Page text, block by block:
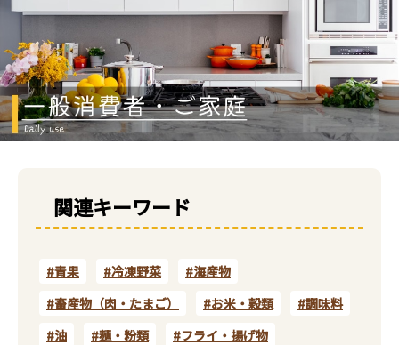
関連キーワード
#青果 #冷凍野菜
#海産物
#畜産物（肉・たまご）
#お米・穀類
#調味料
#油
#麺・粉類
#フライ・揚げ物